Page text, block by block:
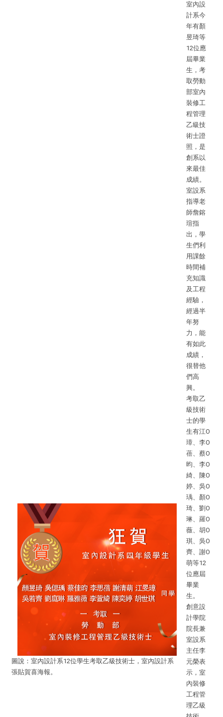
圖說：室內設計系12位學生考取乙級技術士，室內設計系
張貼賀喜海報。
室內設
計系今
年有顏
昱琦等
12位應
屆畢業
生，考
取勞動
部室內
裝修工
程管理
乙級技
術士證
照，是
創系以
來最佳
成績。
室設系
指導老
師詹鎔
瑄指
出，學
生們利
用課餘
時間補
充知識
及工程
經驗，
經過半
年努
力，能
有如此
成績，
很替他
們高
興。
考取乙
級技術
士的學
生有江O
璋、李O
蓓、蔡O
昀、李O
綺、陳O
婷、吳O
瑀、顏O
琦、劉O
琳、羅O
薇、胡O
琪、吳O
齊、謝O
萌等12
位應屆
畢業
生。
創意設
計學院
院長兼
室設系
主任李
元榮表
示，室
內裝修
工程管
理乙級